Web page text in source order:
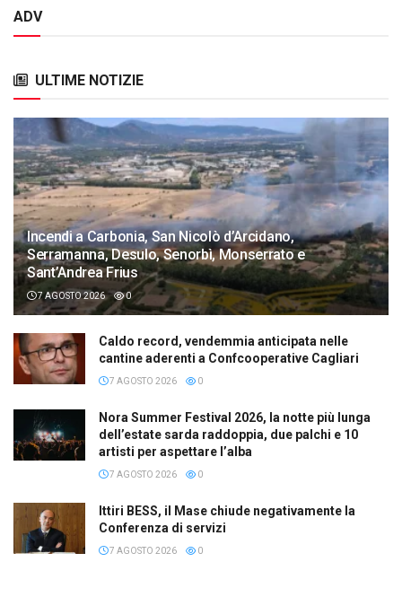
ADV
ULTIME NOTIZIE
Incendi a Carbonia, San Nicolò d’Arcidano,
Serramanna, Desulo, Senorbì, Monserrato e
Sant’Andrea Frius
7 AGOSTO 2026 0
Caldo record, vendemmia anticipata nelle
cantine aderenti a Confcooperative Cagliari
7 AGOSTO 2026 0
Nora Summer Festival 2026, la notte più lunga
dell’estate sarda raddoppia, due palchi e 10
artisti per aspettare l’alba
7 AGOSTO 2026 0
Ittiri BESS, il Mase chiude negativamente la
Conferenza di servizi
7 AGOSTO 2026 0